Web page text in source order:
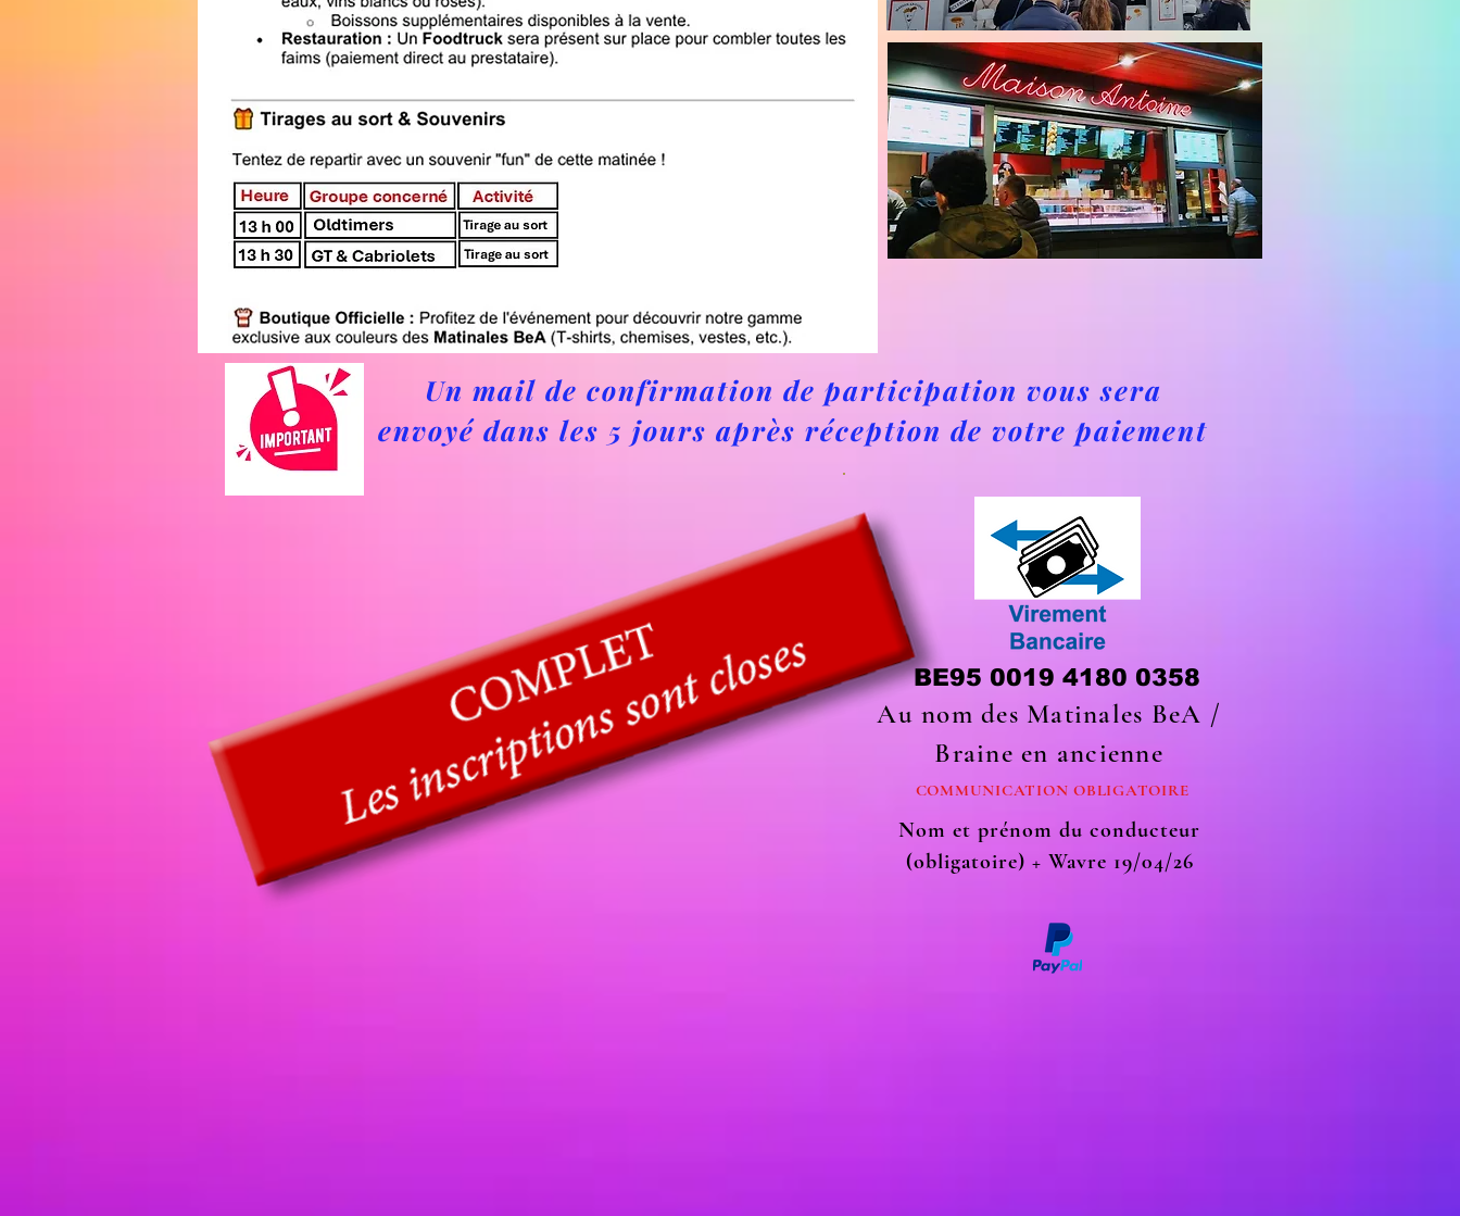
Un mail de confirmation de participation vous sera
envoyé dans les 5 jours après réception de votre paiement
BE95 0019 4180 0358
Au nom des Matinales BeA /
Braine en ancienne
COMMUNICATION OBLIGATOIRE
Nom et prénom du conducteur
(obligatoire) + Wavre 19/04/26